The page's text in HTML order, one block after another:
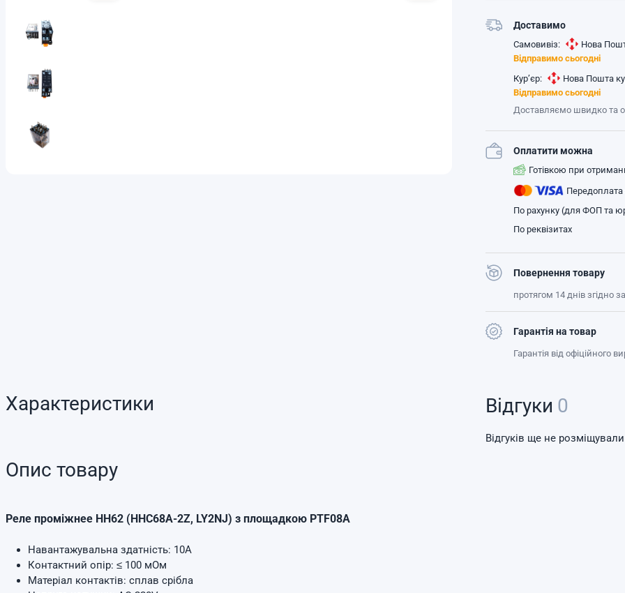
Доставимо
Самовивіз:
Нова
Відправимо сьогодні
Кур’єр:
Нова Пошта
Відправимо сьогодні
Доставляємо швидко та
Оплатити можна
Готівкою при
По рахунку (для ФОП та
По реквізитах
Повернення товару
протягом 14 днів згідно
Гарантія на товар
Гарантія від офіційного
Характеристики Відгуки 0
Відгуків ще не розміщували
Опис товару
Реле проміжнее HH62 (HHC68A-2Z, LY2NJ) з площадкою PTF08A
Навантажувальна здатність: 10A
Контактний опір: ≤ 100 мОм
Матеріал контактів: сплав срібла